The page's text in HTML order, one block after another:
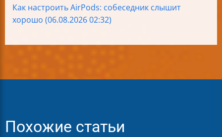
Как настроить AirPods: собеседник слышит
хорошо (06.08.2026 02:32)
Похожие статьи